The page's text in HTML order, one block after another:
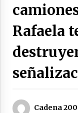
Rafaela
Cadena